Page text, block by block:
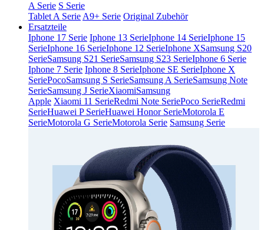
A Serie S Serie
Tablet A Serie A9+ Serie Original Zubehör
Ersatzteile
Iphone 17 Serie Iphone 13 SerieIphone 14 SerieIphone 15
SerieIphone 16 SerieIphone 12 SerieIphone XSamsung S20
SerieSamsung S21 SerieSamsung S23 SerieIphone 6 Serie
Iphone 7 Serie Iphone 8 SerieIphone SE SerieIphone X
SeriePocoSamsung S SerieSamsung A SerieSamsung Note
SerieSamsung J SerieXiaomiSamsung
Apple Xiaomi 11 SerieRedmi Note SeriePoco SerieRedmi
SerieHuawei P SerieHuawei Honor SerieMotorola E
SerieMotorola G SerieMotorola Serie Samsung Serie